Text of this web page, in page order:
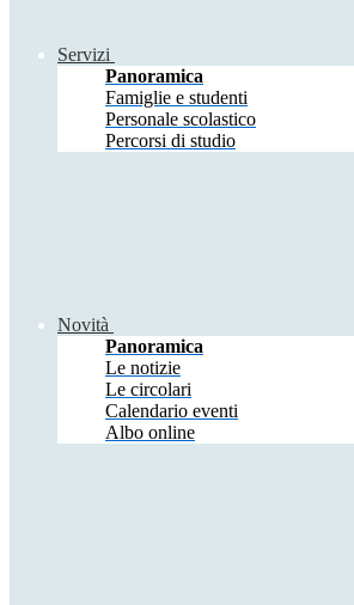
Servizi
Panoramica
Famiglie e studenti
Personale scolastico
Percorsi di studio
Novità
Panoramica
Le notizie
Le circolari
Calendario eventi
Albo online